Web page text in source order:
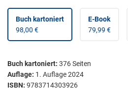
Buch kartoniert
98,00 €
E-Book
79,99 €
Buch kartoniert: 376Seiten
Auflage: 1. Auflage 2024
ISBN: 9783714303926